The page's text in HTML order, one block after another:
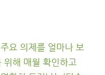
요 의제를 얼마나 보
위해 매월 확인하고